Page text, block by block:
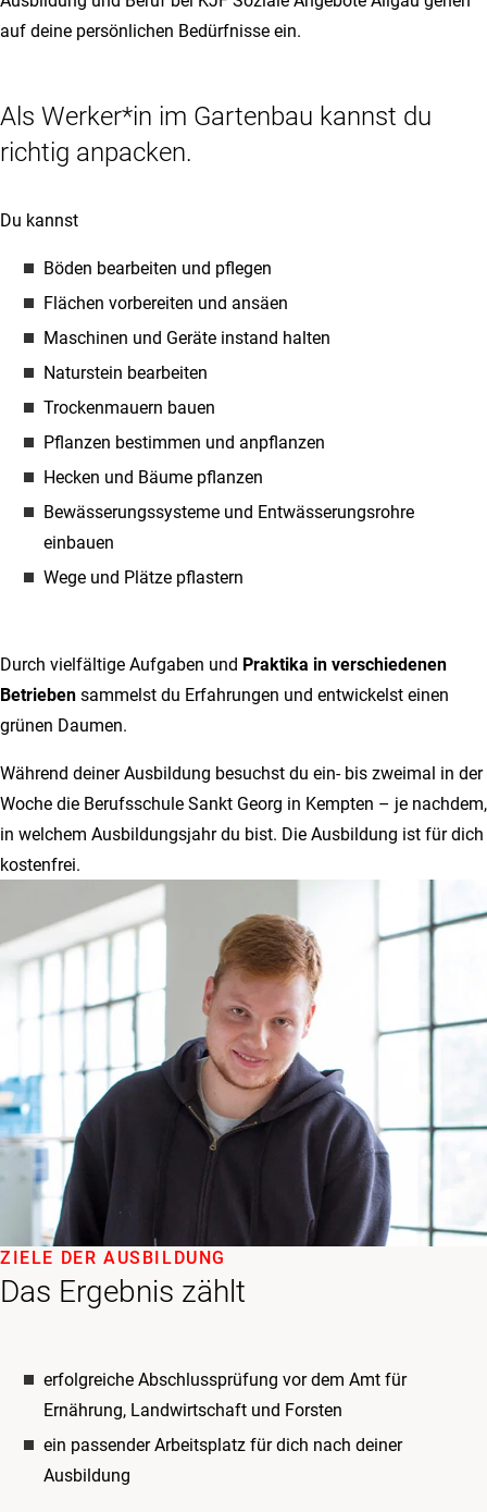
auf deine persönlichen Bedürfnisse ein.
Als Werker*in im Gartenbau kannst du
richtig anpacken.
Du kannst
Böden bearbeiten und pflegen
Flächen vorbereiten und ansäen
Maschinen und Geräte instand halten
Naturstein bearbeiten
Trockenmauern bauen
Pflanzen bestimmen und anpflanzen
Hecken und Bäume pflanzen
Bewässerungssysteme und Entwässerungsrohre
einbauen
Wege und Plätze pflastern
Durch vielfältige Aufgaben und Praktika in verschiedenen
Betrieben sammelst du Erfahrungen und entwickelst einen
grünen Daumen.
Während deiner Ausbildung besuchst du ein- bis zweimal in der
Woche die Berufsschule Sankt Georg in Kempten – je nachdem,
in welchem Ausbildungsjahr du bist. Die Ausbildung ist für dich
kostenfrei.
Das Ergebnis zählt
ZIELE DER AUSBILDUNG
erfolgreiche Abschlussprüfung vor dem Amt für
Ernährung, Landwirtschaft und Forsten
ein passender Arbeitsplatz für dich nach deiner
Ausbildung